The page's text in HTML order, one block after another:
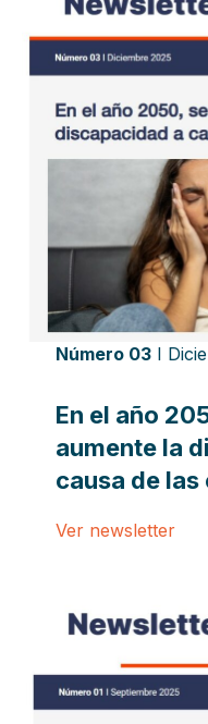
Número 03I
En el año
aumente la
causa de
Ver newsletter